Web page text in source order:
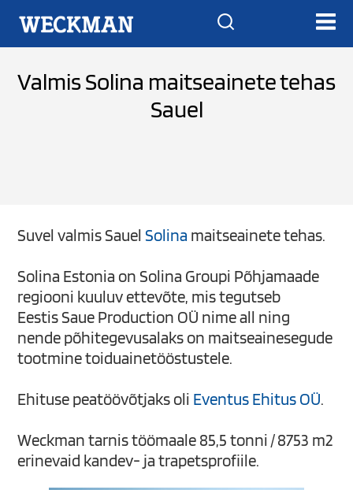
Valmis Solina maitseainete tehas
Sauel
Suvel valmis SauelSolina maitseainete tehas.
Solina Estonia on Solina Groupi Põhjamaade
regiooni kuuluv ettevõte, mis tegutseb
Eestis Saue Production OÜ nime all ning
nende põhitegevusalaks on maitseainesegude
tootmine toiduainetööstustele.
Ehituse peatöövõtjaks oli Eventus Ehitus OÜ.
Weckman tarnis töömaale 85,5 tonni / 8753 m2
erinevaid kandev- ja trapetsprofiile.